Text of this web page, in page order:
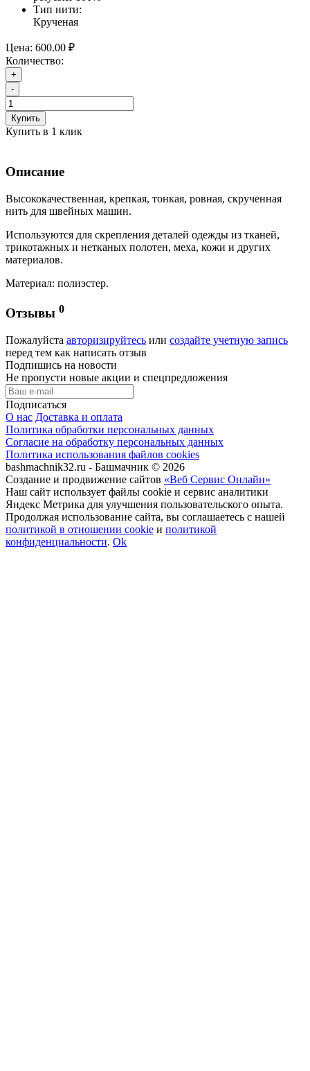
Тип нити:
Крученая
Цена: 600.00 ₽
Количество:
+
-
Купить
Купить в 1 клик
Описание
Высококачественная, крепкая, тонкая, ровная, скрученная
нить для швейных машин.
Используются для скрепления деталей одежды из тканей,
трикотажных и нетканых полотен, меха, кожи и других
материалов.
Материал: полиэстер.
Отзывы 0
Пожалуйста авторизируйтесь или создайте учетную запись
перед тем как написать отзыв
Подпишись на новости
Не пропусти новые акции и спецпредложения
Подписаться
О нас Доставка и оплата
Политика обработки персональных данных
Согласие на обработку персональных данных
Политика использования файлов cookies
bashmachnik32.ru - Башмачник © 2026
Создание и продвижение сайтов «Веб Сервис Онлайн»
Наш сайт использует файлы cookie и сервис аналитики
Яндекс Метрика для улучшения пользовательского опыта.
Продолжая использование сайта, вы соглашаетесь с нашей
политикой в отношении cookie и политикой
конфиденциальности. Ok